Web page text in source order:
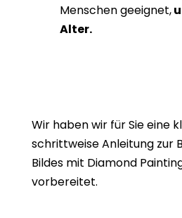
Menschen geeignet,
Alter.
Wir haben wir für Sie eine
schrittweise Anleitung zur
Bildes mit Diamond
vorbereitet.